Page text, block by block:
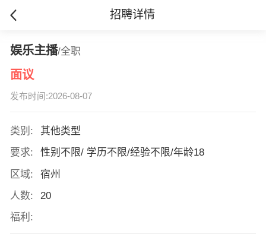
招聘详情
娱乐主播/全职
面议
发布时间:2026-08-07
类别:
其他类型
要求:
性别不限/ 学历不限/经验不限/年龄18
区域:
宿州
人数:
20
福利: